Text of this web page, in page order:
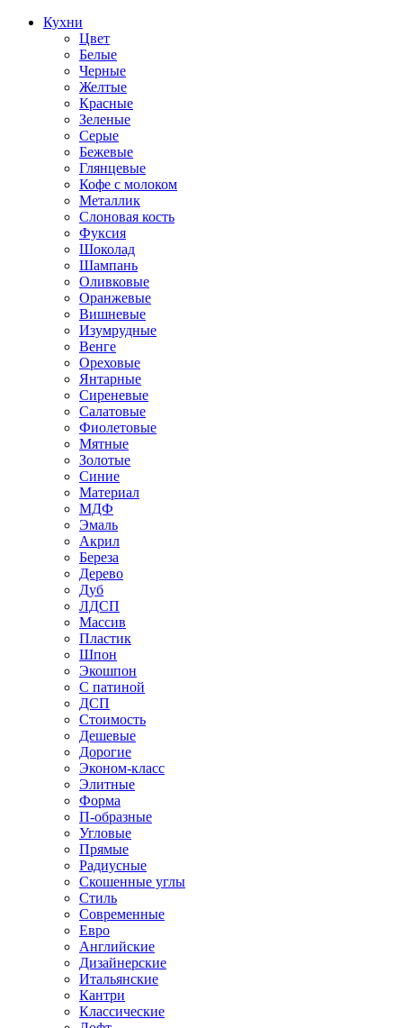
Кухни
Цвет
Белые
Черные
Желтые
Красные
Зеленые
Серые
Бежевые
Глянцевые
Кофе с молоком
Металлик
Слоновая кость
Фуксия
Шоколад
Шампань
Оливковые
Оранжевые
Вишневые
Изумрудные
Венге
Ореховые
Янтарные
Сиреневые
Салатовые
Фиолетовые
Мятные
Золотые
Синие
Материал
МДФ
Эмаль
Акрил
Береза
Дерево
Дуб
ЛДСП
Массив
Пластик
Шпон
Экошпон
С патиной
ДСП
Стоимость
Дешевые
Дорогие
Эконом-класс
Элитные
Форма
П-образные
Угловые
Прямые
Радиусные
Скошенные углы
Стиль
Современные
Евро
Английские
Дизайнерские
Итальянские
Кантри
Классические